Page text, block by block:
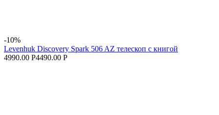
-10%
Levenhuk Discovery Spark 506 AZ телескоп с книгой
4990.00 Р4490.00 Р